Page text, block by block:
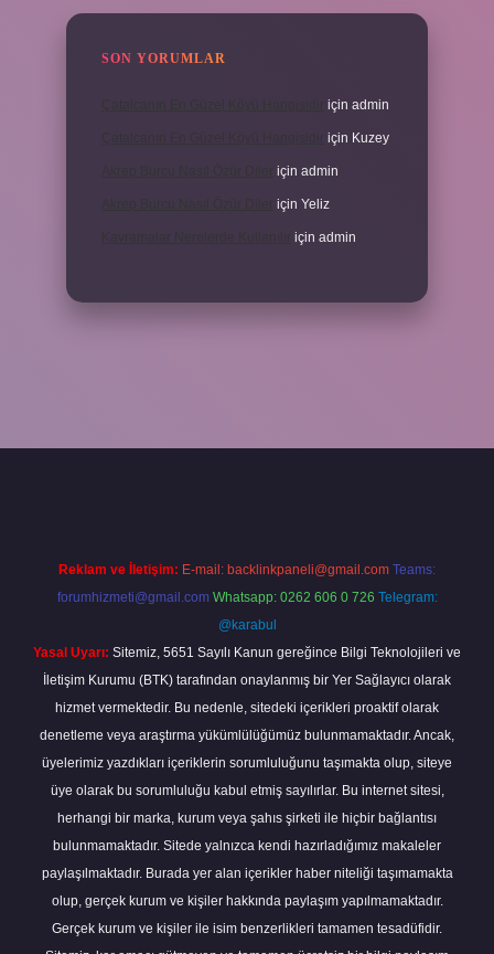
SON YORUMLAR
için admin
için Kuzey
için admin
için Yeliz
için admin
Reklam ve İletişim: E-mail: backlinkpaneli@gmail.com Teams:
forumhizmeti@gmail.com Whatsapp: 0262 606 0 726 Telegram:
@karabul
Yasal Uyarı: Sitemiz, 5651 Sayılı Kanun gereğince Bilgi Teknolojileri ve
İletişim Kurumu (BTK) tarafından onaylanmış bir Yer Sağlayıcı olarak
hizmet vermektedir. Bu nedenle, sitedeki içerikleri proaktif olarak
denetleme veya araştırma yükümlülüğümüz bulunmamaktadır. Ancak,
üyelerimiz yazdıkları içeriklerin sorumluluğunu taşımakta olup, siteye
üye olarak bu sorumluluğu kabul etmiş sayılırlar. Bu internet sitesi,
herhangi bir marka, kurum veya şahıs şirketi ile hiçbir bağlantısı
bulunmamaktadır. Sitede yalnızca kendi hazırladığımız makaleler
paylaşılmaktadır. Burada yer alan içerikler haber niteliği taşımamakta
olup, gerçek kurum ve kişiler hakkında paylaşım yapılmamaktadır.
Gerçek kurum ve kişiler ile isim benzerlikleri tamamen tesadüfidir.